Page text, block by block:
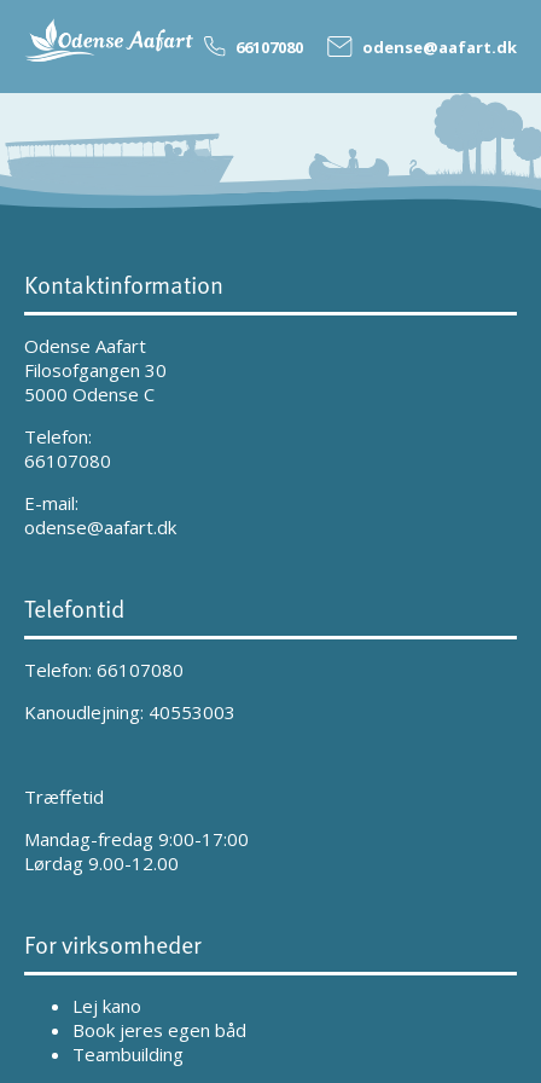
66107080 odense@aafart.dk
Kontaktinformation
Odense Aafart
Filosofgangen 30
5000 Odense C
Telefon:
66107080
E-mail:
odense@aafart.dk
Telefontid
Telefon: 66107080
Kanoudlejning: 40553003
Træffetid
Mandag-fredag 9:00-17:00
Lørdag 9.00-12.00
For virksomheder
Lej kano
Book jeres egen båd
Teambuilding